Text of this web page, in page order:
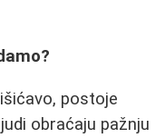
postoje
obraćaju pažnju